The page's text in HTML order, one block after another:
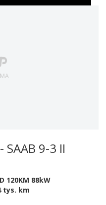
- SAAB 9-3 II
120KM 88kW
tys. km